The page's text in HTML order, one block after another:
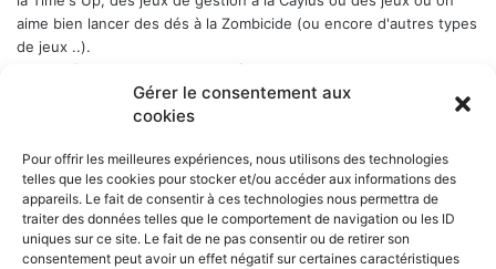
Gérer le consentement aux
cookies
Pour offrir les meilleures expériences, nous utilisons des technologies
telles que les cookies pour stocker et/ou accéder aux informations des
appareils. Le fait de consentir à ces technologies nous permettra de
traiter des données telles que le comportement de navigation ou les ID
uniques sur ce site. Le fait de ne pas consentir ou de retirer son
consentement peut avoir un effet négatif sur certaines caractéristiques
aime bien lancer des dés à la Zombicide (ou encore d'autres types
de jeux ..).
Les soirées-jeux sont ouvertes à tous (enfin quand même plutôt
aux adultes). Elles ont lieu chaque Week-end en alternance : 1er
samedi du mois, puis vendredi, puis samedi etc..., a Belbex (6
minuit...
La cotisation annuelle est de 10 € (mais le trésorier est indulgent
envers les curieux qui viennent une fois comme ça ...)Donc, si
cela vous dit, n'hésitez pas !